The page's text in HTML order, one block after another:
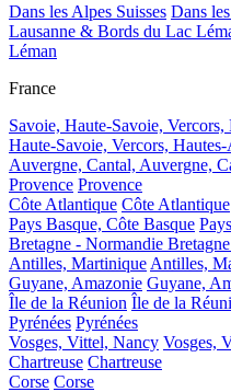
Dans les Alpes Suisses Dans
Lausanne & Bords du Lac
Léman
France
Savoie, Haute-Savoie,
Haute-Savoie, Vercors,
Auvergne, Cantal, Auvergne,
Provence Provence
Côte Atlantique Côte Atlantique
Pays Basque, Côte Basque
Bretagne - Normandie
Antilles, Martinique Antilles,
Guyane, Amazonie Guyane,
Île de la Réunion Île de la
Pyrénées Pyrénées
Vosges, Vittel, Nancy Vosges,
Chartreuse Chartreuse
Corse Corse